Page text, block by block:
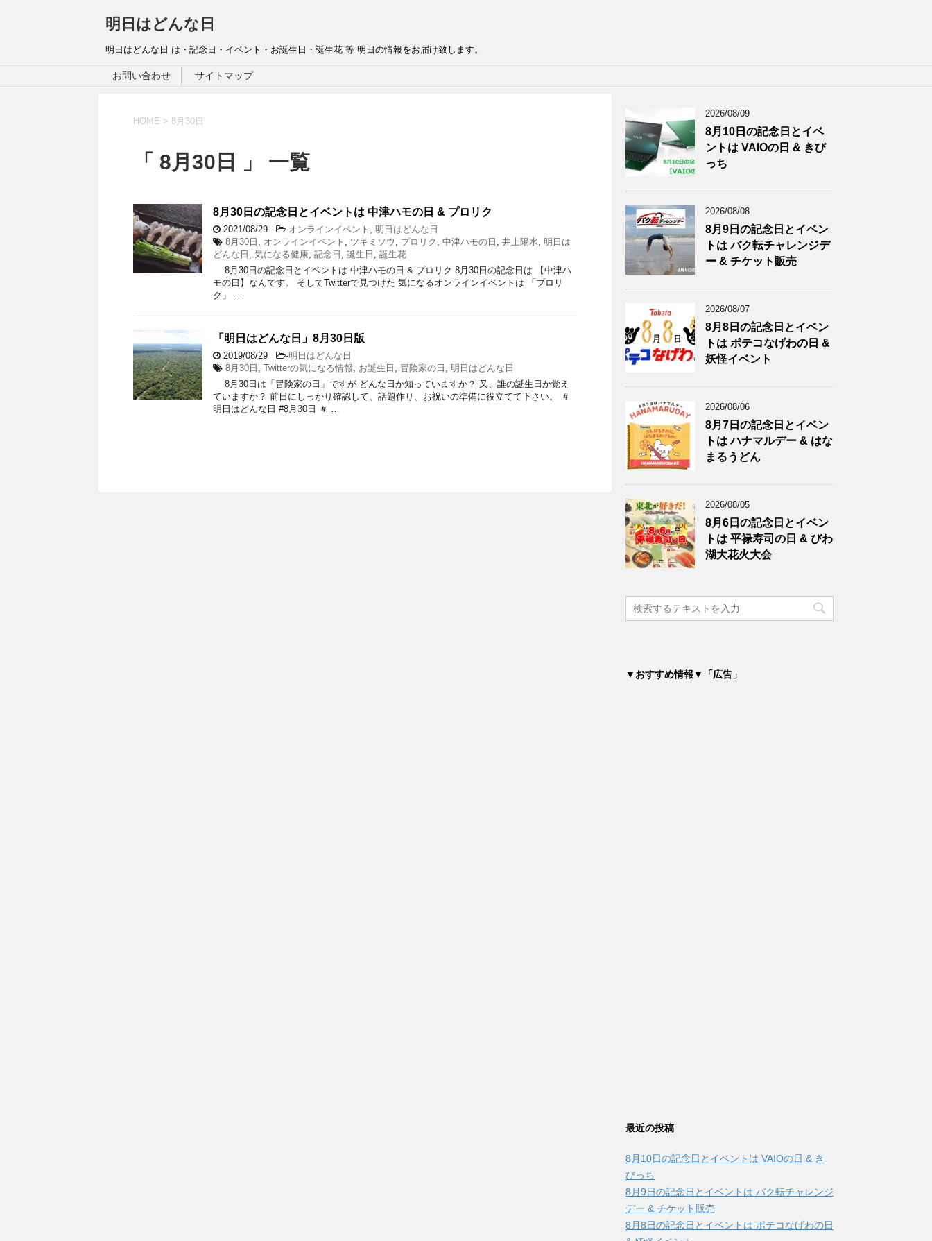
明日はどんな日
明日はどんな日 は・記念日・イベント・お誕生日・誕生花 等 明日の情報をお届け致します。
お問い合わせ サイトマップ
HOME > 8月30日
「 8月30日 」 一覧
8月30日の記念日とイベントは 中津ハモの日 & プロリク
2021/08/29 -オンラインイベント , 明日はどんな日
8月30日 , オンラインイベント , ツキミソウ , プロリク , 中津ハモの日 , 井上陽水, 明日は
どんな日 , 気になる健康, 記念日 , 誕生日 , 誕生花
8月30日の記念日とイベントは 中津ハモの日 & プロリク 8月30日の記念日は 【中津ハ
モの日】なんです。 そしてTwitterで見つけた 気になるオンラインイベントは 「プロリ
ク」 …
「明日はどんな日」8月30日版
2019/08/29 -明日はどんな日
8月30日 , Twitterの気になる情報, お誕生日 , 冒険家の日 , 明日はどんな日
8月30日は「冒険家の日」ですが どんな日か知っていますか？ 又、誰の誕生日か覚え
ていますか？ 前日にしっかり確認して、話題作り、お祝いの準備に役立てて下さい。 ＃
明日はどんな日 #8月30日 ＃ …
2026/08/09
8月10日の記念日とイベ
ントは VAIOの日 & きび
っち
2026/08/08
8月9日の記念日とイベン
トは バク転チャレンジデ
ー & チケット販売
2026/08/07
8月8日の記念日とイベン
トは ポテコなげわの日 &
妖怪イベント
2026/08/06
8月7日の記念日とイベン
トは ハナマルデー & はな
まるうどん
2026/08/05
8月6日の記念日とイベン
トは 平禄寿司の日 & びわ
湖大花火大会
▼おすすめ情報▼「広告」
最近の投稿
8月10日の記念日とイベントは VAIOの日 & き
びっち
8月9日の記念日とイベントは バク転チャレンジ
デー & チケット販売
8月8日の記念日とイベントは ポテコなげわの日